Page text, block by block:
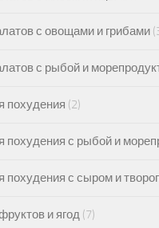
с овощами и грибами
с рыбой и
похудения (2)
похудения с рыбой и
похудения с сыром и
и ягод (7)